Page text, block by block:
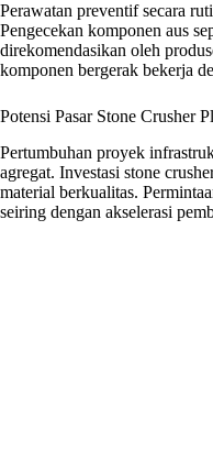
Perawatan preventif secara
Pengecekan komponen aus
direkomendasikan oleh
komponen bergerak bekerja
Potensi Pasar Stone Crusher
Pertumbuhan proyek
agregat. Investasi stone
material berkualitas.
seiring dengan akselerasi